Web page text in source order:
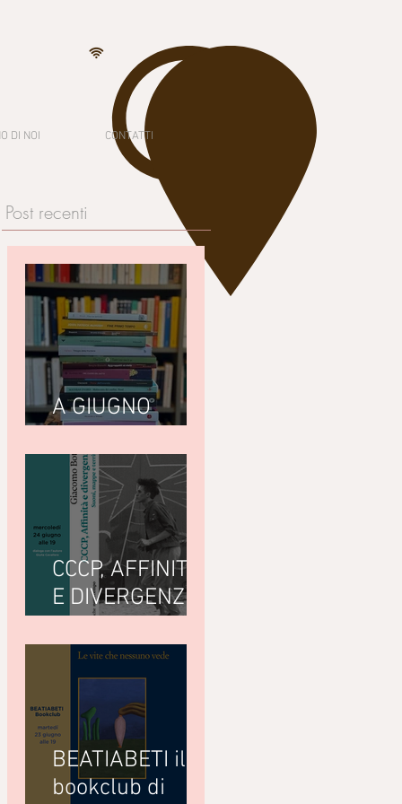
DI NOI CONTATTI
Post recenti
A GIUGNO
CCCP, AFFINITÀ
E DIVERGENZE
Bottà
(Nottetempo)
BEATIABETI il
bookclub di